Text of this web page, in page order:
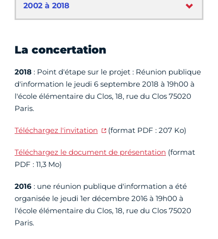
2002 à 2018
La concertation
2018 : Point d'étape sur le projet : Réunion publique
d'information le jeudi 6 septembre 2018 à 19h00 à
l'école élémentaire du Clos, 18, rue du Clos 75020
Paris.
Téléchargez l'invitation (format PDF : 207 Ko)
Téléchargez le document de présentation (format
PDF : 11,3 Mo)
2016 : une réunion publique d'information a été
organisée le jeudi 1er décembre 2016 à 19h00 à
l'école élémentaire du Clos, 18, rue du Clos 75020
Paris.